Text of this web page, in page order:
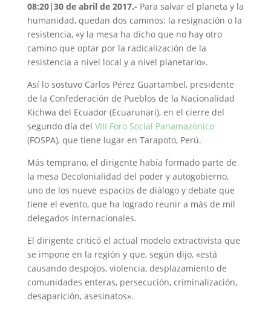
08:20|30 de abril de 2017.- Para salvar el planeta y la
humanidad, quedan dos caminos: la resignación o la
resistencia, «y la mesa ha dicho que no hay otro
camino que optar por la radicalización de la
resistencia a nivel local y a nivel planetario».
Así lo sostuvo Carlos Pérez Guartambel, presidente
de la Confederación de Pueblos de la Nacionalidad
Kichwa del Ecuador (Ecuarunari), en el cierre del
segundo día del VIII Foro Social Panamazónico
(FOSPA), que tiene lugar en Tarapoto, Perú.
Más temprano, el dirigente había formado parte de
la mesa Decolonialidad del poder y autogobierno,
uno de los nueve espacios de diálogo y debate que
tiene el evento, que ha logrado reunir a más de mil
delegados internacionales.
El dirigente criticó el actual modelo extractivista que
se impone en la región y que, según dijo, «está
causando despojos, violencia, desplazamiento de
comunidades enteras, persecución, criminalización,
desaparición, asesinatos».